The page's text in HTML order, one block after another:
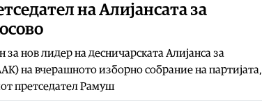
на Алијансата за
нов лидер на десничарската Алијанса за
на вчерашното изборно собрание на партијата,
претседател Рамуш